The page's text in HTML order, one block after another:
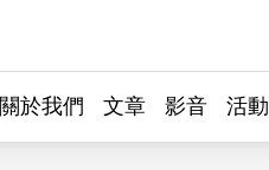
關於我們 文章 影音 活動